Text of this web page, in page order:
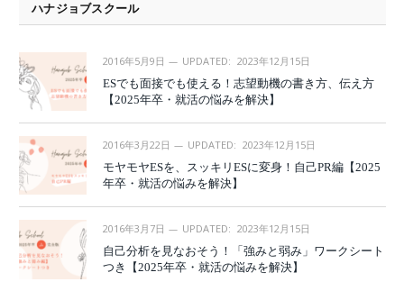
ハナジョブスクール
2016年5月9日 UPDATED: 2023年12月15日
ESでも面接でも使える！志望動機の書き方、伝え方
【2025年卒・就活の悩みを解決】
2016年3月22日 UPDATED: 2023年12月15日
モヤモヤESを、スッキリESに変身！自己PR編【2025
年卒・就活の悩みを解決】
2016年3月7日 UPDATED: 2023年12月15日
自己分析を見なおそう！「強みと弱み」ワークシート
つき【2025年卒・就活の悩みを解決】